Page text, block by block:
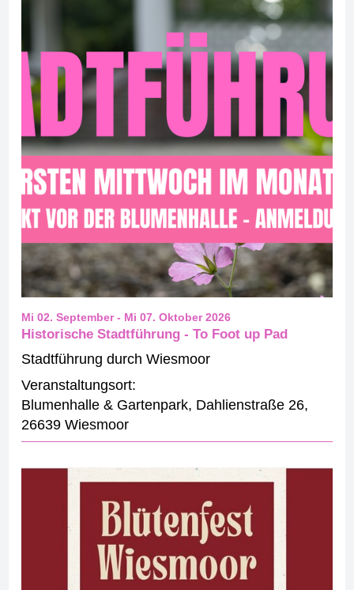
Historische Stadtführung - To Foot up Pad
Mi 02. September- Mi 07. Oktober 2026
Veranstaltungsort:
Blumenhalle & Gartenpark, Dahlienstraße 26,
26639 Wiesmoor
Stadtführung durch Wiesmoor